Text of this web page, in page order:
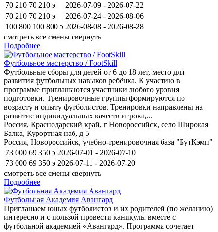
70 210 70 210 э
2026-07-09 - 2026-07-22
70 210 70 210 э
2026-07-24 - 2026-08-06
100 800 100 800 э 2026-08-08 - 2026-08-28
смотреть все смены свернуть
Подробнее
Футбольное мастерство / FootSkill
Футбольные сборы для детей от 6 до 18 лет, место для
развития футбольных навыков ребёнка. К участию в
программе приглашаются участники любого уровня
подготовки. Тренировочные группы формируются по
возрасту и опыту футболистов. Тренировки направлены на
развитие индивидуальных качеств игрока,...
Россия, Краснодарский край, г Новороссийск, село Широкая
Балка, Курортная наб, д 5
Россия, Новороссийск, учебно-тренировочная база "БутКэмп"
73 000 69 350 э 2026-07-01 - 2026-07-10
73 000 69 350 э 2026-07-11 - 2026-07-20
смотреть все смены свернуть
Подробнее
Футбольная Академия Авангард
Приглашаем юных футболистов и их родителей (по желанию)
интересно и с пользой провести каникулы вместе с
футбольной академией «Авангард». Программа сочетает